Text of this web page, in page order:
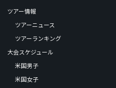
ツアー情報
ツアーニュース
ツアーランキング
大会スケジュール
米国男子
米国女子